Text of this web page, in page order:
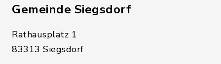
Gemeinde Siegsdorf
Rathausplatz 1
83313 Siegsdorf